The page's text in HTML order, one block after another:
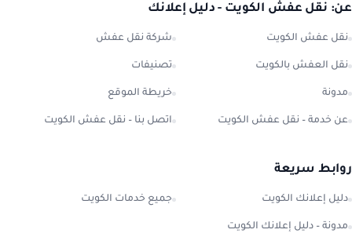
عن: نقل عفش الكويت - دليل إعلانك
نقل عفش الكويت شركة نقل عفش
نقل العفش بالكويت تصنيفات
مدونة خريطة الموقع
عن خدمة – نقل عفش الكويت اتصل بنا – نقل عفش الكويت
روابط سريعة
دليل إعلانك الكويت جميع خدمات الكويت
مدونة – دليل إعلانك الكويت